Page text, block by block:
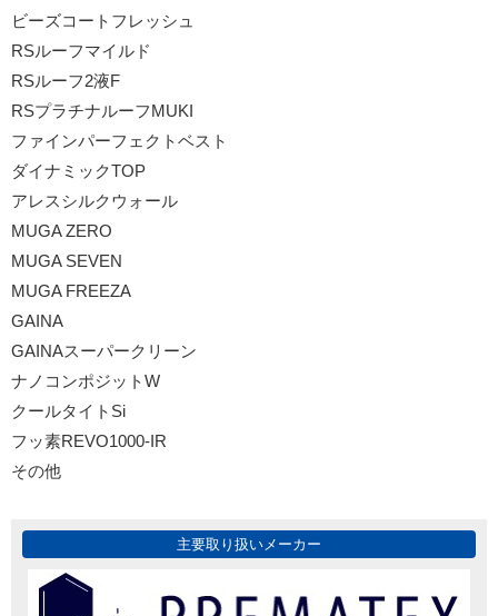
ビーズコートフレッシュ
RSルーフマイルド
RSルーフ2液F
RSプラチナルーフMUKI
ファインパーフェクトベスト
ダイナミックTOP
アレスシルクウォール
MUGA ZERO
MUGA SEVEN
MUGA FREEZA
GAINA
GAINAスーパークリーン
ナノコンポジットW
クールタイトSi
フッ素REVO1000-IR
その他
主要取り扱いメーカー